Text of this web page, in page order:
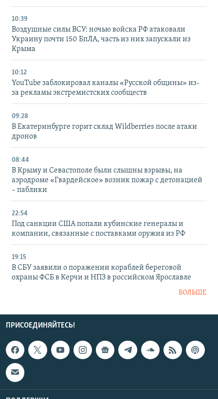
10:39
Воздушные силы ВСУ: ночью войска РФ атаковали
Украину почти 150 БпЛА, часть из них запускали из
Крыма
10:12
YouTube заблокировал каналы «Русской общины» из-
за рекламы экстремистских сообществ
09:28
В Екатеринбурге горит склад Wildberries после атаки
дронов
08:44
В Крыму и Севастополе были слышны взрывы, на
аэродроме «Гвардейское» возник пожар с детонацией
– паблики
22:54
Под санкции США попали кубинские генералы и
компании, связанные с поставками оружия из РФ
19:15
В СБУ заявили о поражении кораблей береговой
охраны ФСБ в Керчи и НПЗ в российском Ярославле
БОЛЬШЕ
ПРИСОЕДИНЯЙТЕСЬ!